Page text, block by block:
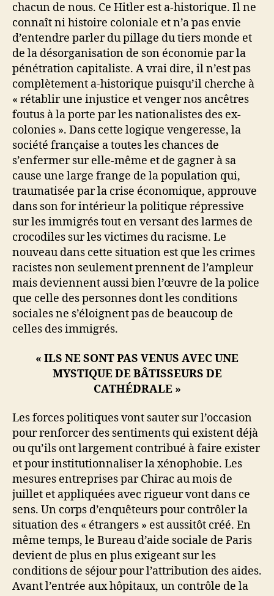
chacun de nous. Ce Hitler est a-historique. Il ne
connaît ni histoire coloniale et n’a pas envie
d’entendre parler du pillage du tiers monde et
de la désorganisation de son économie par la
pénétration capitaliste. A vrai dire, il n’est pas
complètement a-historique puisqu’il cherche à
« rétablir une injustice et venger nos ancêtres
foutus à la porte par les nationalistes des ex-
colonies ». Dans cette logique vengeresse, la
société française a toutes les chances de
s’enfermer sur elle-même et de gagner à sa
cause une large frange de la population qui,
traumatisée par la crise économique, approuve
dans son for intérieur la politique répressive
sur les immigrés tout en versant des larmes de
crocodiles sur les victimes du racisme. Le
nouveau dans cette situation est que les crimes
racistes non seulement prennent de l’ampleur
mais deviennent aussi bien l’œuvre de la police
que celle des personnes dont les conditions
sociales ne s’éloignent pas de beaucoup de
celles des immigrés.
« ILS NE SONT PAS VENUS AVEC UNE
MYSTIQUE DE BÂTISSEURS DE
CATHÉDRALE »
Les forces politiques vont sauter sur l’occasion
pour renforcer des sentiments qui existent déjà
ou qu’ils ont largement contribué à faire exister
et pour institutionnaliser la xénophobie. Les
mesures entreprises par Chirac au mois de
juillet et appliquées avec rigueur vont dans ce
sens. Un corps d’enquêteurs pour contrôler la
situation des « étrangers » est aussitôt créé. En
même temps, le Bureau d’aide sociale de Paris
devient de plus en plus exigeant sur les
conditions de séjour pour l’attribution des aides.
Avant l’entrée aux hôpitaux, un contrôle de la